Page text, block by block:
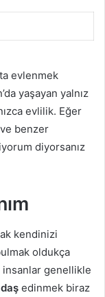
evlenmek
yaşayan yalnız
evlilik. Eğer
ve benzer
diyorsanız
kendinizi
oldukça
genellikle
edinmek biraz